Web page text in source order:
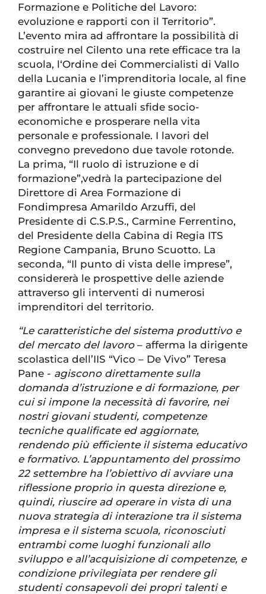
Formazione e Politiche del Lavoro:
evoluzione e rapporti con il Territorio”.
L’evento mira ad affrontare la possibilità di
costruire nel Cilento una rete efficace tra la
scuola, l‘Ordine dei Commercialisti di Vallo
della Lucania e l’imprenditoria locale, al fine
garantire ai giovani le giuste competenze
per affrontare le attuali sfide socio-
economiche e prosperare nella vita
personale e professionale. I lavori del
convegno prevedono due tavole rotonde.
La prima, “Il ruolo di istruzione e di
formazione”,vedrà la partecipazione del
Direttore di Area Formazione di
Fondimpresa Amarildo Arzuffi, del
Presidente di C.S.P.S., Carmine Ferrentino,
del Presidente della Cabina di Regia ITS
Regione Campania, Bruno Scuotto. La
seconda, “Il punto di vista delle imprese”,
considererà le prospettive delle aziende
attraverso gli interventi di numerosi
imprenditori del territorio.
“Le caratteristiche del sistema produttivo e
del mercato del lavoro– afferma la dirigente
scolastica dell’IIS “Vico – De Vivo” Teresa
Pane - agiscono direttamente sulla
domanda d’istruzione e di formazione, per
cui si impone la necessità di favorire, nei
nostri giovani studenti, competenze
tecniche qualificate ed aggiornate,
rendendo più efficiente il sistema educativo
e formativo. L’appuntamento del prossimo
22 settembre ha l’obiettivo di avviare una
riflessione proprio in questa direzione e,
quindi, riuscire ad operare in vista di una
nuova strategia di interazione tra il sistema
impresa e il sistema scuola, riconosciuti
entrambi come luoghi funzionali allo
sviluppo e all’acquisizione di competenze, e
condizione privilegiata per rendere gli
studenti consapevoli dei propri talenti e